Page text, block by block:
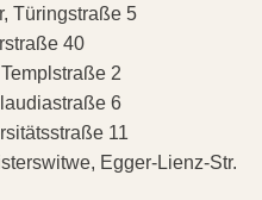
Türingstraße 5
40
2
6
11
Egger-Lienz-Str.